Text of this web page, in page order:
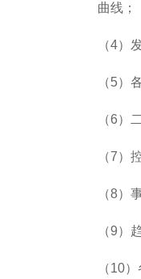
曲线；
（4）
（5）
（6）
（7）
（8）
（9）
（10